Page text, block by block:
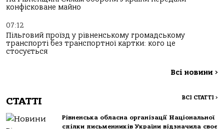
конфісковане майно
07:12
Пільговий проїзд у рівненському громадському
транспорті без транспортної картки: кого це
стосується
Всі новини >
СТАТТІ ВСІ СТАТТІ >
Рівненська обласна організації Національної
спілки письменників України відзначила своє